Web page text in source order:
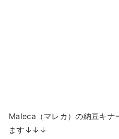
Maleca（マレカ）の納豆キナ
ます↓↓↓